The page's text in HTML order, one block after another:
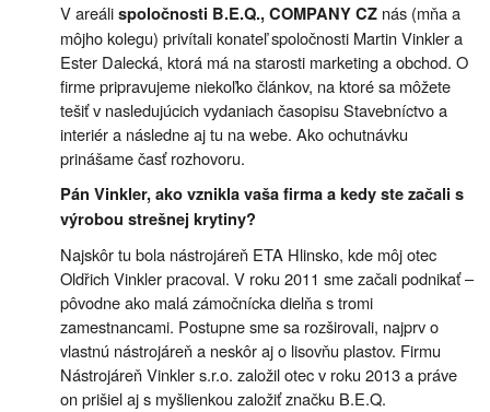
V areálispoločnosti B.E.Q., COMPANY CZ nás (mňa a
môjho kolegu) privítali konateľ spoločnosti Martin Vinkler a
Ester Dalecká, ktorá má na starosti marketing a obchod. O
firme pripravujeme niekoľko článkov, na ktoré sa môžete
tešiť v nasledujúcich vydaniach časopisu Stavebníctvo a
interiér a následne aj tu na webe. Ako ochutnávku
prinášame časť rozhovoru.
Pán Vinkler, ako vznikla vaša firma a kedy ste začali s
výrobou strešnej krytiny?
Najskôr tu bola nástrojáreň ETA Hlinsko, kde môj otec
Oldřich Vinkler pracoval. V roku 2011 sme začali podnikať –
pôvodne ako malá zámočnícka dielňa s tromi
zamestnancami. Postupne sme sa rozširovali, najprv o
vlastnú nástrojáreň a neskôr aj o lisovňu plastov. Firmu
Nástrojáreň Vinkler s.r.o. založil otec v roku 2013 a práve
on prišiel aj s myšlienkou založiť značku B.E.Q.